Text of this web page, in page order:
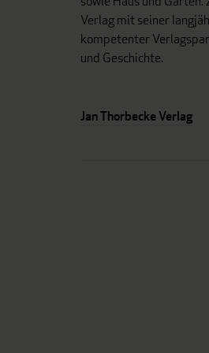
Verlag mit seiner
kompetenter
und Geschichte.
Jan Thorbecke Verlag